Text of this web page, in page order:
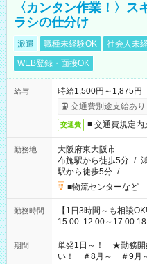
〈カンタン作業！〉
ラシの仕分け
派遣 職種未経験OK 社会人未
WEB登録・面接OK
給与
時給1,500円～1,875円
交通費別途支給あり
交通費 ■ 交通費規定
勤務地
大阪府東大阪市
布施駅から徒歩5分 /
駅から徒歩5分 / …
■物流センターなど
勤務時間
【1日3時間～も相談OK!】 ＜シフト例＞ 9:00～12:00
15:00 12:00～17:00 18:00～21:00
お気軽にご相談くださ
期間
単発1日～！ ★勤務開
い！ ＃8月～ ＃9月